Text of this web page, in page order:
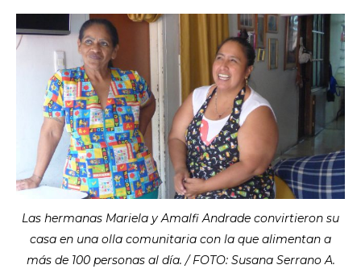
Las hermanas Mariela y Amalfi Andrade convirtieron su
casa en una olla comunitaria con la que alimentan a
más de 100 personas al día. / FOTO: Susana Serrano A.